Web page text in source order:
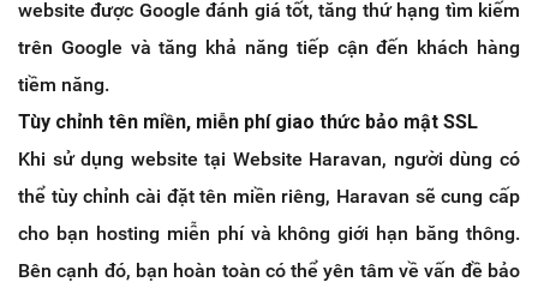
website được Google đánh giá tốt, tăng thứ hạng tìm kiếm
trên Google và tăng khả năng tiếp cận đến khách hàng
tiềm năng.
Tùy chỉnh tên miền, miễn phí giao thức bảo mật SSL
Khi sử dụng website tại Website Haravan, người dùng có
thể tùy chỉnh cài đặt tên miền riêng, Haravan sẽ cung cấp
cho bạn hosting miễn phí và không giới hạn băng thông.
Bên cạnh đó, bạn hoàn toàn có thể yên tâm về vấn đề bảo